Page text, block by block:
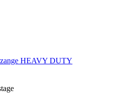
HEAVY DUTY